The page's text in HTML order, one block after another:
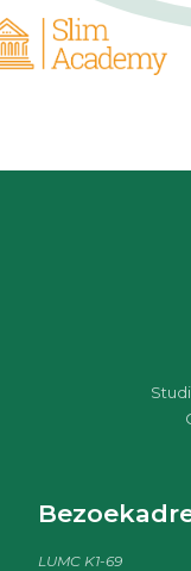
LUMC K1-69